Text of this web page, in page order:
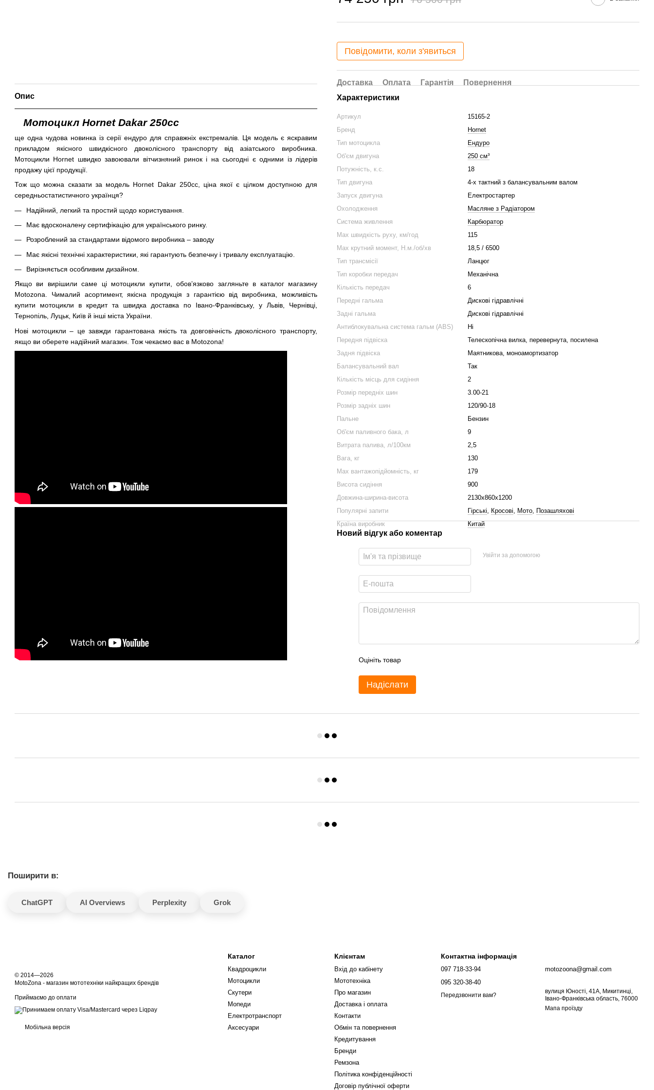
Опис
Мотоцикл Hornet Dakar 250cc
ще одна чудова новинка із серії ендуро для справжніх екстремалів. Ця модель є яскравим
прикладом якісного швидкісного двоколісного транспорту від азіатського виробника.
Мотоцикли Hornet швидко завоювали вітчизняний ринок і на сьогодні є одними із лідерів
продажу цієї продукції.
Тож що можна сказати за модель Hornet Dakar 250cc, ціна якої є цілком доступною для
середньостатистичного українця?
Надійний, легкий та простий щодо користування.
Має вдосконалену сертифікацію для українського ринку.
Розроблений за стандартами відомого виробника – заводу
Має якісні технічні характеристики, які гарантують безпечну і тривалу експлуатацію.
Вирізняється особливим дизайном.
Якщо ви вирішили саме ці мотоцикли купити, обов’язково загляньте в каталог магазину
Motozona. Чималий асортимент, якісна продукція з гарантією від виробника, можливість
купити мотоцикли в кредит та швидка доставка по Івано-Франківську, у Львів, Чернівці,
Тернопіль, Луцьк, Київ й інші міста України.
Нові мотоцикли – це завжди гарантована якість та довговічність двоколісного транспорту,
якщо ви оберете надійний магазин. Тож чекаємо вас в Motozona!
Повідомити, коли з'явиться
Доставка Оплата Гарантія
Повернення
Характеристики
Артикул
15165-2
Бренд
Hornet
Тип мотоцикла
Ендуро
Об'єм двигуна
250 см³
Потужність, к.с.
18
Тип двигуна
4-х тактний з балансувальним валом
Запуск двигуна
Електростартер
Охолодження
Масляне з Радіатором
Система живлення
Карбюратор
Max швидкість руху, км/год
115
Max крутний момент, Н.м./об/хв
18,5 / 6500
Тип трансмісії
Ланцюг
Тип коробки передач
Механічна
Кількість передач
6
Передні гальма
Дискові гідравлічні
Задні гальма
Дискові гідравлічні
Антиблокувальна система гальм (ABS)
Ні
Передня підвіска
Телескопічна вилка, перевернута, посилена
Задня підвіска
Маятникова, моноамортизатор
Балансувальний вал
Так
Кількість місць для сидіння
2
Розмір передніх шин
3.00-21
Розмір задніх шин
120/90-18
Пальне
Бензин
Об'єм паливного бака, л
9
Витрата палива, л/100км
2,5
Вага, кг
130
Max вантажопідйомність, кг
179
Висота сидіння
900
Довжина-ширина-висота
2130x860x1200
Популярні запити
Гірські, Кросові, Мото, Позашляхові
Країна виробник
Китай
Новий відгук або коментар
Увійти за допомогою
Оцініть товар
Надіслати
Поширити в:
ChatGPT AI Overviews Perplexity Grok
© 2014—2026
MotoZona - магазин мототехніки найкращих брендів
Приймаємо до оплати
Мобільна версія
Каталог
Квадроцикли
Мотоцикли
Скутери
Мопеди
Електротранспорт
Аксесуари
Клієнтам
Вхід до кабінету
Мототехніка
Про магазин
Доставка і оплата
Контакти
Обмін та повернення
Кредитування
Бренди
Ремзона
Політика конфіденційності
Договір публічної оферти
Контактна інформація
097 718-33-94
095 320-38-40
Передзвонити вам?
motozoona@gmail.com
вулиця Юності, 41А, Микитинці,
Івано-Франківська область, 76000
Мапа проїзду